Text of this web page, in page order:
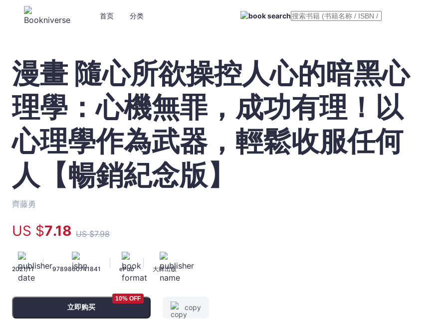
首页 分类
漫
畫
隨
心
所
欲
控
的
黑
理
心
機
無
成
功
漫畫 隨心所欲操控人心的暗黑心
理學：心機無罪，成功有理！以
心理學作為武器，輕鬆收服任何
人【暢銷紀念版】
齊藤勇
US $7.18 US $7.98
2021/11
|
9789860741841 ePub 大牌出版
立即购买
10% OFF
copy